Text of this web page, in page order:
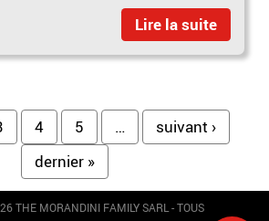
Lire la suite
4 5 …
suivant ›
dernier »
THE MORANDINI FAMILY SARL - TOUS